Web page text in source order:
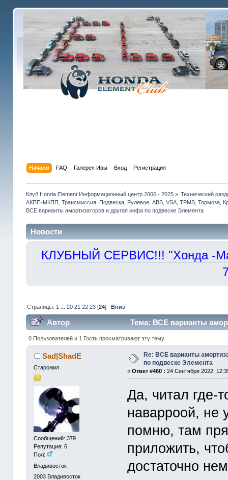
Начало FAQ Галерея Ивы Вход Регистрация
Клуб Honda Element Информационный центр 2006 - 2025» Технический
АКПП-МКПП, Трансмиссия, Подвеска, Рулевое, ABS, VSA, TPMS, Тормоза,
ВСЕ варианты амортизаторов и другая инфа по подвеске Элемента
Новости
КЛУБНЫЙ СЕРВИС!!! "Хонда -
Страницы: 1 ... 20 21 22 23[24] Вниз
Автор
Тема: ВСЕ варианты
330554 раз)
0 Пользователей и 1 Гость просматривают эту тему.
Sad|ShadE
Старожил
Сообщений: 379
Репутация: 6
Пол:
Владивосток
2003 Владивосток
Re: ВСЕ варианты
по подвеске Элемента
«Ответ #460 : 24 Сентября 2022,
Да, читал где-
наварроой, не
помню, там
приложить,
достаточно